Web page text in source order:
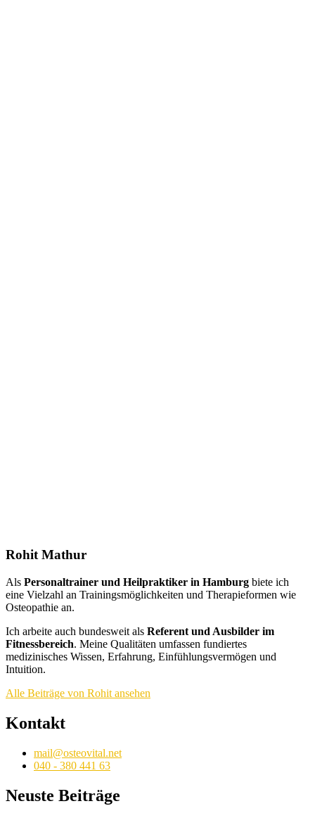
Rohit Mathur
Als Personaltrainer und Heilpraktiker in Hamburg biete ich
eine Vielzahl an Trainingsmöglichkeiten und Therapieformen wie
Osteopathie an.
Ich arbeite auch bundesweit als Referent und Ausbilder im
Fitnessbereich. Meine Qualitäten umfassen fundiertes
medizinisches Wissen, Erfahrung, Einfühlungsvermögen und
Intuition.
Alle Beiträge von Rohit ansehen
Kontakt
mail@osteovital.net
040 - 380 441 63
Neuste Beiträge